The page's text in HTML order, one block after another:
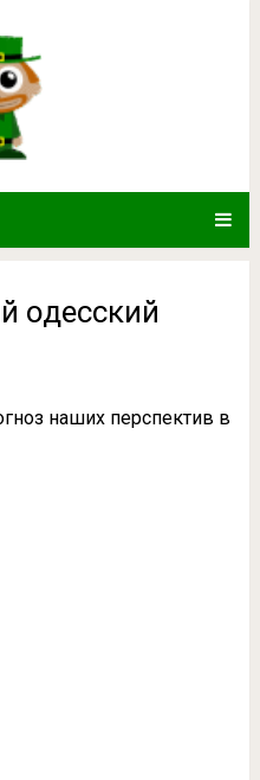
Непревзойденный
одесский
нaших перспектив в